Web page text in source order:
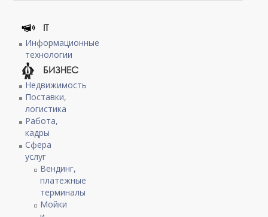
IT
Информационные
технологии
БИЗНЕС
Недвижимость
Поставки,
логистика
Работа,
кадры
Сфера
услуг
Вендинг,
платежные
терминалы
Мойки